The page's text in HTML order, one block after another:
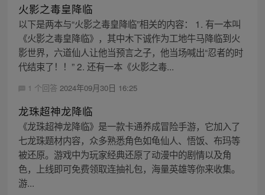
火影之毒皇降临
以下是两本与“火影之毒皇降临”相关的内容： 1. 有一本叫
《火影之毒皇降临》，其中木下诚作为工地牛马降临到火
影世界，六道仙人让他当预言之子，他当场喊出“忍者的时
代结束了！！” 2. 还有一本《火影之毒...
1 个回答 2024年09月30日 16:25
龙珠超神龙降临
《龙珠超神龙降临》是一款卡通养成冒险手游，它加入了
七龙珠题材内容，众多熟悉角色如龟仙人、悟饭、布玛等
被还原。游戏中为玩家经典还原了动漫中的剧情以及角
色，上线即可免费领取连抽礼包，海量英雄等你来收集。
游...